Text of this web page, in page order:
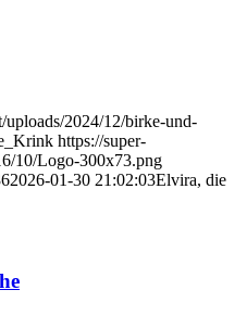
uploads/2024/12/birke-und-
https://super-
10/Logo-300x73.png
2026-01-30 21:02:03Elvira, die